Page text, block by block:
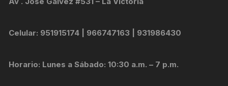
Celular: 951915174 | 966747163 | 931986430
Horario: Lunes a Sábado: 10:30 a.m. – 7 p.m.